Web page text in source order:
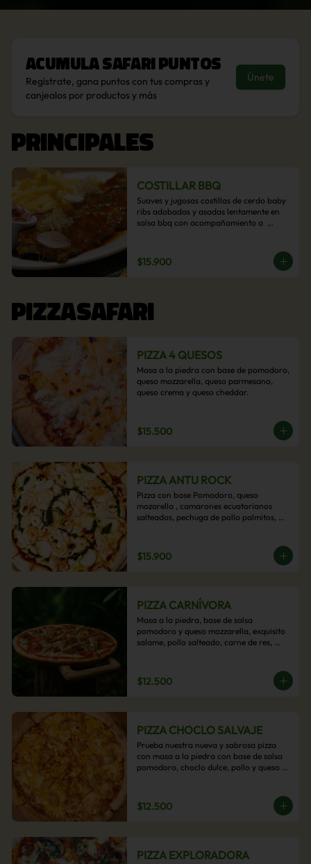
AcumulaSafari Puntos
Regístrate, gana puntos con tus compras y
canjealos por productos y más
Únete
PRINCIPALES
COSTILLAR BBQ
Suaves y jugosas costillas de cerdo baby
ribs adobadas y asadas lentamente en
salsa bbq con acompañamiento a
salteadas, Papas parmentier, Papas
fritas, Arroz blanco.
$15.900
PIZZASAFARI
PIZZA 4 QUESOS
Masa a la piedra con base de pomodoro,
queso mozzarella, queso parmesano,
queso crema y queso cheddar.
$15.500
PIZZA ANTU ROCK
Pizza con base Pomodoro, queso
mozarella , camarones ecuatorianos
salteados, pechuga de pollo palmitos,
$15.900
PIZZA CARNÍVORA
Masa a la piedra, base de salsa
pomodoro y queso mozzarella, exquisito
salame, pollo salteado, carne de res,
$12.500
PIZZA CHOCLO SALVAJE
Prueba nuestra nueva y sabrosa pizza
con masa a la piedra con base de salsa
pomodoro, choclo dulce, pollo y queso
$12.500
PIZZA EXPLORADORA